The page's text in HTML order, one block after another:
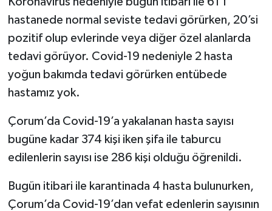
hastanede normal seviste tedavi görürken, 20’si
pozitif olup evlerinde veya diğer özel alanlarda
tedavi görüyor. Covid-19 nedeniyle 2 hasta
yoğun bakımda tedavi görürken entübede
hastamız yok.
Çorum’da Covid-19’a yakalanan hasta sayısı
bugüne kadar 374 kişi iken şifa ile taburcu
edilenlerin sayısı ise 286 kişi olduğu öğrenildi.
Bugün itibari ile karantinada 4 hasta bulunurken,
Çorum’da Covid-19’dan vefat edenlerin sayısının